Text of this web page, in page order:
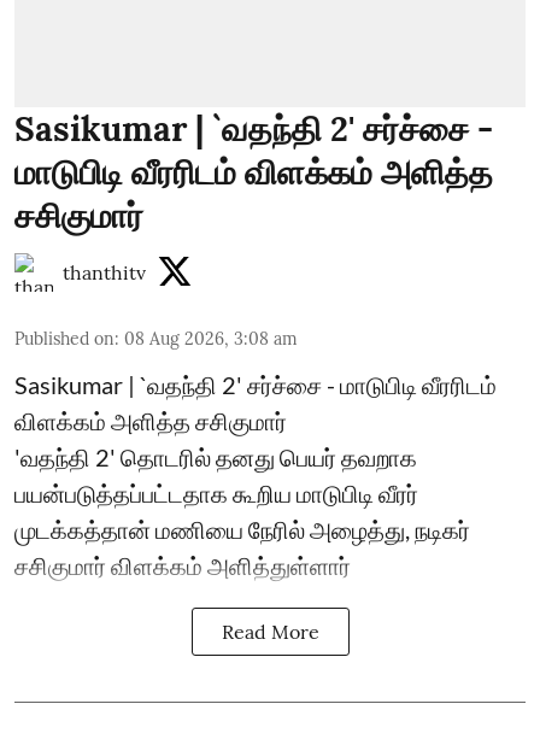
Sasikumar | `வதந்தி 2' சர்ச்சை -
மாடுபிடி வீரரிடம் விளக்கம் அளித்த
சசிகுமார்
thanthitv
Published on: 08 Aug 2026, 3:08 am
Sasikumar | `வதந்தி 2' சர்ச்சை - மாடுபிடி வீரரிடம்
விளக்கம் அளித்த சசிகுமார்
'வதந்தி 2' தொடரில் தனது பெயர் தவறாக
பயன்படுத்தப்பட்டதாக கூறிய மாடுபிடி வீரர்
முடக்கத்தான் மணியை நேரில் அழைத்து, நடிகர்
சசிகுமார் விளக்கம் அளித்துள்ளார்
Read More